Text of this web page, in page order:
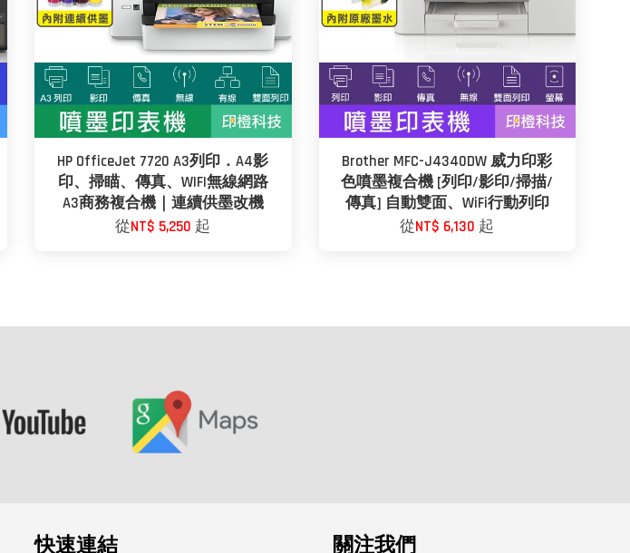
HP OfficeJet 7720 A3列印．A4影
印、掃瞄、傳真、WIFI無線網路
A3商務複合機｜連續供墨改機
從NT$ 5,250 起
Brother MFC-J4340DW 威力印彩
色噴墨複合機 [列印/影印/掃描/
傳真] 自動雙面、WiFi行動列印
從NT$ 6,130 起
快速連結 關注我們